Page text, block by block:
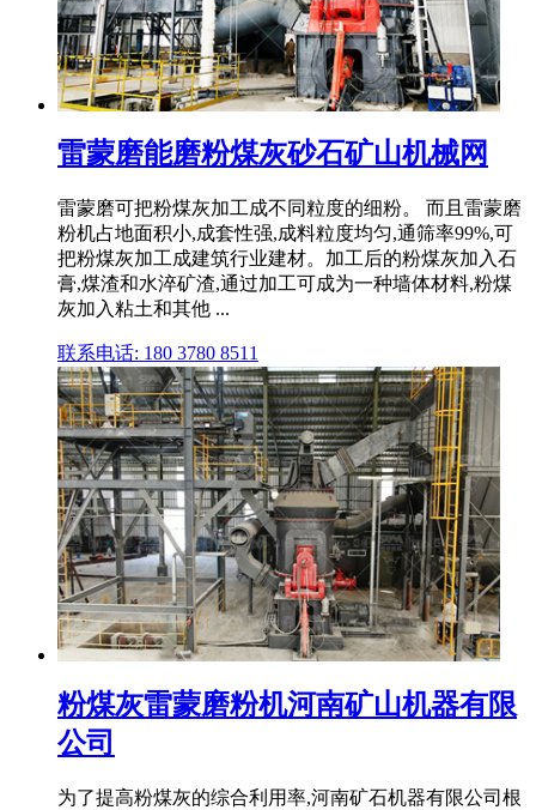
雷蒙磨能磨粉煤灰砂石矿山机械网
雷蒙磨可把粉煤灰加工成不同粒度的细粉。 而且雷蒙磨
粉机占地面积小,成套性强,成料粒度均匀,通筛率99%,可
把粉煤灰加工成建筑行业建材。加工后的粉煤灰加入石
膏,煤渣和水淬矿渣,通过加工可成为一种墙体材料,粉煤
灰加入粘土和其他 ...
联系电话: 180 3780 8511
粉煤灰雷蒙磨粉机河南矿山机器有限
公司
为了提高粉煤灰的综合利用率,河南矿石机器有限公司根